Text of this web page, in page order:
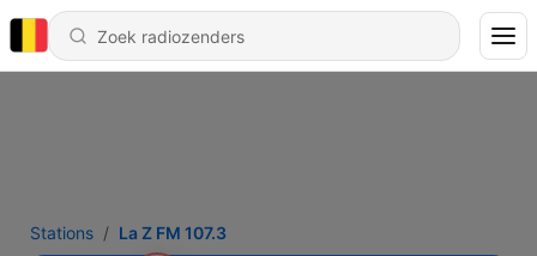
Stations La Z FM 107.3